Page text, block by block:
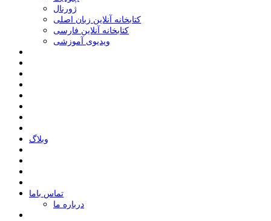
ﮊﻭﺭﻧﺎﻝ
کتابخانه آنلاین زبان اصلی
کتابخانه آنلاین فارسی
ویدیوی آموزشی
وبلاگ
ﺗﻤﺎﺱ ﺑﺎﻣﺎ
درباره ما